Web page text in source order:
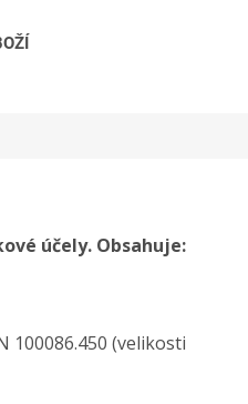
účely. Obsahuje:
100086.450 (velikosti